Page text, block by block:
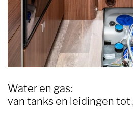
Water en gas:
van tanks en leidingen tot